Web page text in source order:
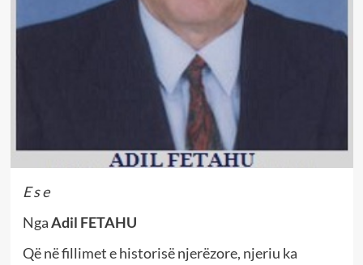
E s e
NgaAdil FETAHU
Që në fillimet e historisë njerëzore, njeriu ka